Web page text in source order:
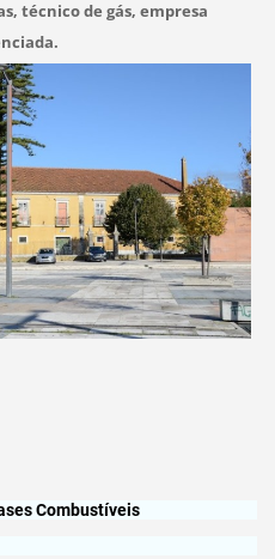
técnico de gás, empresa
Combustíveis